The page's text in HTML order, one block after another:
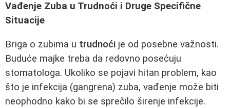
Vađenje Zuba u Trudnoći i Druge Specifične
Situacije
Briga o zubima u trudnoći je od posebne važnosti.
Buduće majke treba da redovno posećuju
stomatologa. Ukoliko se pojavi hitan problem, kao
što je infekcija (gangrena) zuba, vađenje može biti
neophodno kako bi se sprečilo širenje infekcije.